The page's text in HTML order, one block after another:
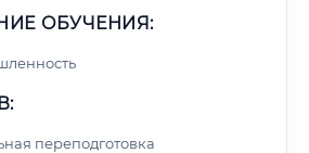
ОБУЧЕНИЯ:
переподготовка